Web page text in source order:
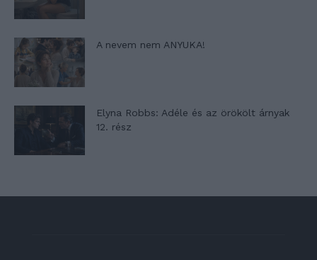
A nevem nem ANYUKA!
Elyna Robbs: Adéle és az örökölt árnyak
12. rész